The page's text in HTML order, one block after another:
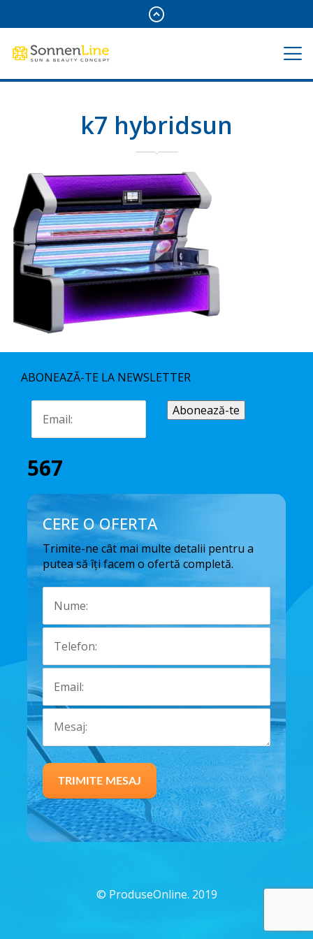
k7 hybridsun
ABONEAZĂ-TE LA NEWSLETTER
567
CERE O OFERTA
Trimite-ne cât mai multe detalii pentru a
putea să îți facem o ofertă completă.
© ProduseOnline. 2019